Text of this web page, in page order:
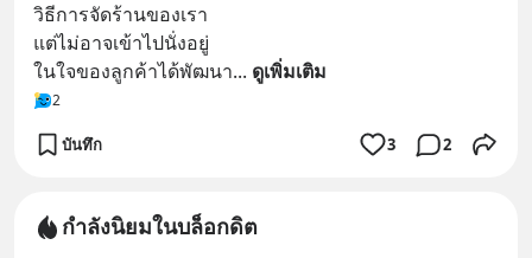
วิธีการจัดร้านของเรา
แต่ไม่อาจเข้าไปนั่งอยู่
ในใจของลูกค้าได้พัฒนา... ดูเพิ่มเติม
2
บันทึก 3 2
กำลังนิยมในบล็อกดิต